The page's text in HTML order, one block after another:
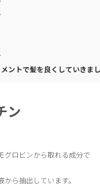
メントで髪を良くしていきま
ン
グロビンから取れる成分で
から抽出しています。